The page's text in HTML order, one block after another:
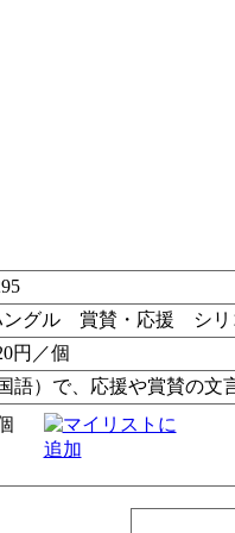
ングル 賞賛・応援 シリ
円／個
語）で、応援や賞賛の文